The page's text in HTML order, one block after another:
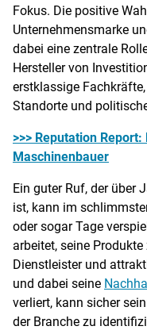
Fokus. Die positive
Unternehmensmarke
dabei eine zentrale
Hersteller von
erstklassige
Standorte und
>>> Reputation
Maschinenbauer
Ein guter Ruf, der über
ist, kann im
oder sogar Tage
arbeitet, seine
Dienstleister und
und dabei seine
verliert, kann sicher
der Branche zu